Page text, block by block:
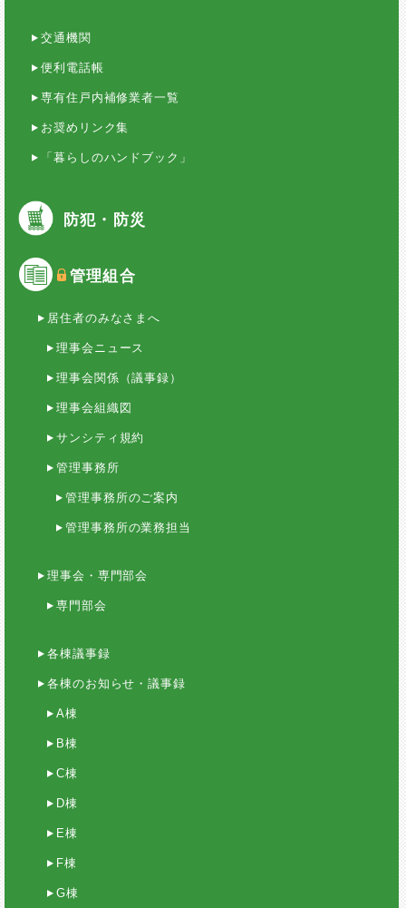
交通機関
便利電話帳
専有住戸内補修業者一覧
お奨めリンク集
「暮らしのハンドブック」
防犯・防災
管理組合
居住者のみなさまへ
理事会ニュース
理事会関係（議事録）
理事会組織図
サンシティ規約
管理事務所
管理事務所のご案内
管理事務所の業務担当
理事会・専門部会
専門部会
各棟議事録
各棟のお知らせ・議事録
A棟
B棟
C棟
D棟
E棟
F棟
G棟